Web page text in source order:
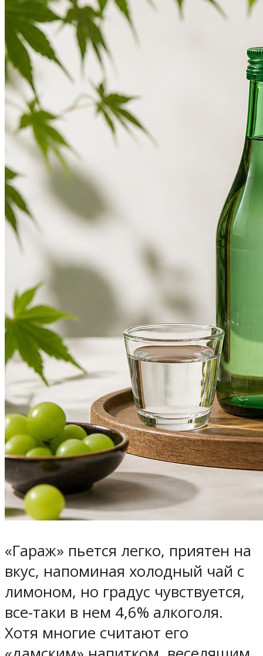
«Гараж» пьется легко, приятен на
вкус, напоминая холодный чай с
лимоном, но градус чувствуется,
все-таки в нем 4,6% алкоголя.
Хотя многие считают его